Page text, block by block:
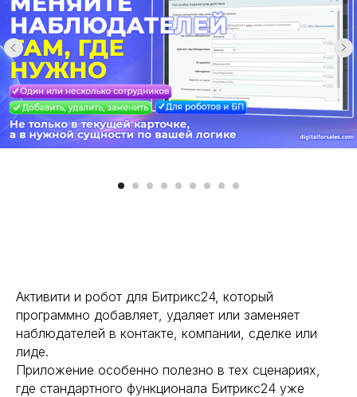
Активити и робот для Битрикс24, который
программно добавляет, удаляет или заменяет
наблюдателей в контакте, компании, сделке или
лиде.
Приложение особенно полезно в тех сценариях,
где стандартного функционала Битрикс24 уже